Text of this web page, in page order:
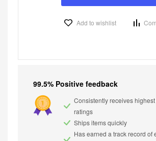
Add to wishlist
99.5% Positive feedback
Consistently receives
ratings
Ships items quickly
Has earned a track record of